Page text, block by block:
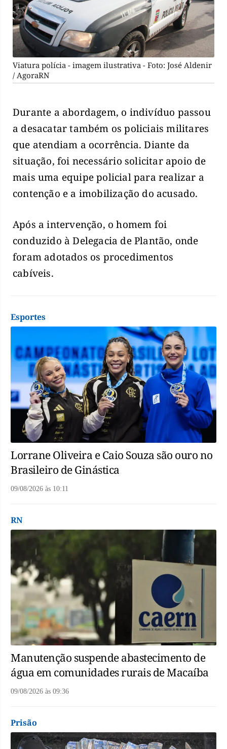
Viatura polícia - imagem ilustrativa - Foto: José Aldenir
/ AgoraRN
Durante a abordagem, o indivíduo passou
a desacatar também os policiais militares
que atendiam a ocorrência. Diante da
situação, foi necessário solicitar apoio de
mais uma equipe policial para realizar a
contenção e a imobilização do acusado.
Após a intervenção, o homem foi
conduzido à Delegacia de Plantão, onde
foram adotados os procedimentos
cabíveis.
Esportes
Lorrane Oliveira e Caio Souza são ouro no
Brasileiro de Ginástica
09/08/2026 às 10:11
RN
Manutenção suspende abastecimento de
água em comunidades rurais de Macaíba
09/08/2026 às 09:36
Prisão